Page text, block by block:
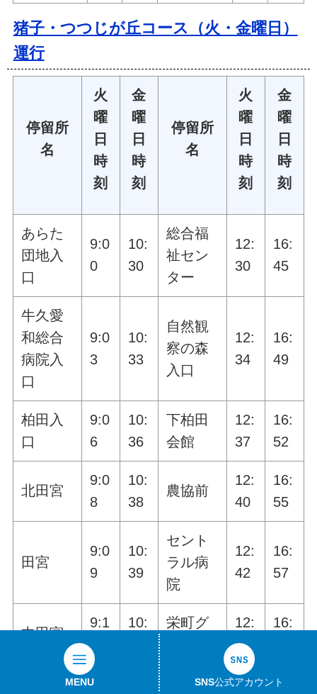
MENU SNS公式アカウント
猪子・つつじが丘コース（火・金曜日）
運行
停留所
名
火
曜
日
時
刻
金
曜
日
時
刻
停留所
名
火
曜
日
時
刻
金
曜
日
時
刻
あらた
団地入
口
9:0
0
10:
30
総合福
祉セン
ター
12:
30
16:
45
牛久愛
和総合
病院入
口
9:0
3
10:
33
自然観
察の森
入口
12:
34
16:
49
柏田入
口
9:0
6
10:
36
下柏田
会館
12:
37
16:
52
北田宮
9:0
8
10:
38
農協前
12:
40
16:
55
田宮
9:0
9
10:
39
セント
ラル病
院
12:
42
16:
57
中田宮
9:1
0
10:
栄町グ
12:
44
16: